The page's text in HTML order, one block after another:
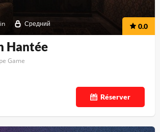
Средний 0.0
Hantée
Game
Réserver